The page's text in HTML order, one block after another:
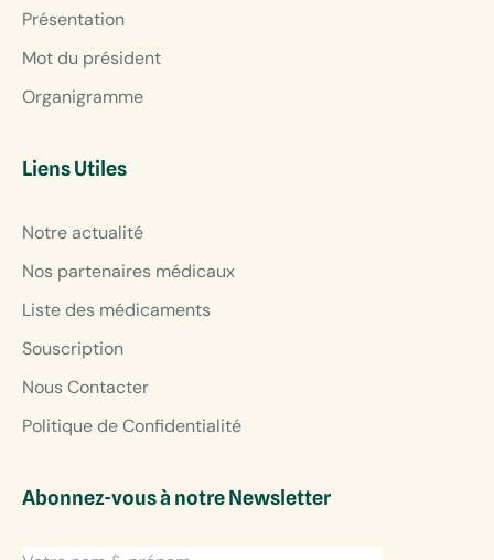
Présentation
Mot du président
Organigramme
Liens Utiles
Notre actualité
Nos partenaires médicaux
Liste des médicaments
Souscription
Nous Contacter
Politique de Confidentialité
Abonnez-vous à notre Newsletter